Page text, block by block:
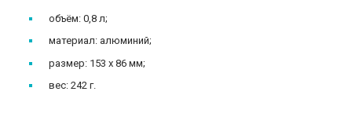
объём: 0,8 л;
материал: алюминий;
размер: 153 х 86 мм;
вес: 242 г.